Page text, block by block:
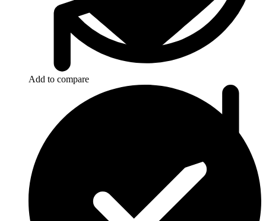
Add to compare